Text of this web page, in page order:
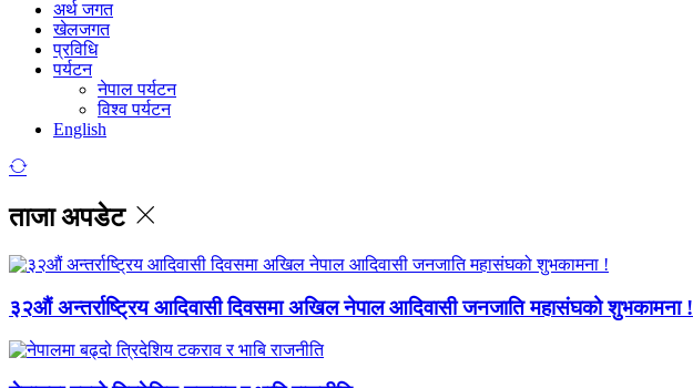
अर्थ जगत
खेलजगत
प्रविधि
पर्यटन
नेपाल पर्यटन
विश्व पर्यटन
English
ताजा अपडेट
३२औं अन्तर्राष्ट्रिय आदिवासी दिवसमा अखिल नेपाल आदिवासी जनजाति महासंघको शुभकामना !